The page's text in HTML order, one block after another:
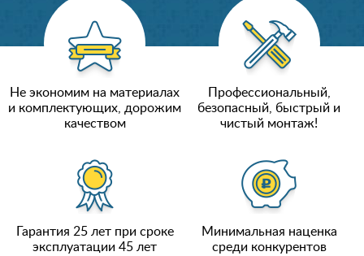
Не экономим на материалах
и комплектующих, дорожим
качеством
Профессиональный,
безопасный, быстрый и
чистый монтаж!
Гарантия 25 лет при сроке
эксплуатации 45 лет
Минимальная наценка
среди конкурентов